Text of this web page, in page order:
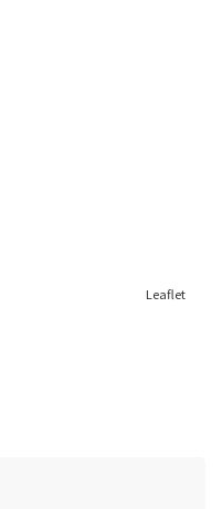
Leaflet